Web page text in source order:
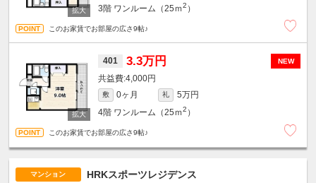
3階 ワンルーム（25ｍ2 ）
このお家賃でお部屋の広さ9帖♪
NEW
401 3.3万円
4,000円
敷 0ヶ月 礼
5万円
4階 ワンルーム（25ｍ2 ）
このお家賃でお部屋の広さ9帖♪
マンション HRKスポーツレジデンス